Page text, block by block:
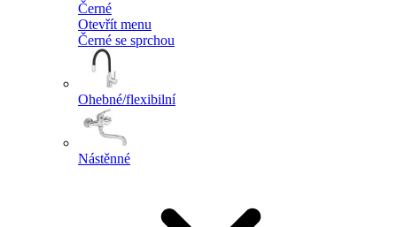
Černé
Otevřít menu
Černé se sprchou
Ohebné/flexibilní
Nástěnné